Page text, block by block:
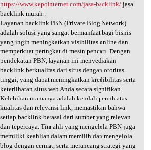
https://www.kepointernet.com/jasa-backlink/jasa
backlink murah .
Layanan backlink PBN (Private Blog Network)
adalah solusi yang sangat bermanfaat bagi bisnis
yang ingin meningkatkan visibilitas online dan
memperkuat peringkat di mesin pencari. Dengan
pendekatan PBN, layanan ini menyediakan
backlink berkualitas dari situs dengan otoritas
tinggi, yang dapat meningkatkan kredibilitas serta
keterlihatan situs web Anda secara signifikan.
Kelebihan utamanya adalah kendali penuh atas
kualitas dan relevansi link, memastikan bahwa
setiap backlink berasal dari sumber yang relevan
dan tepercaya. Tim ahli yang mengelola PBN juga
memiliki keahlian dalam memilih dan mengelola
blog dengan cermat, serta merancang strategi yang